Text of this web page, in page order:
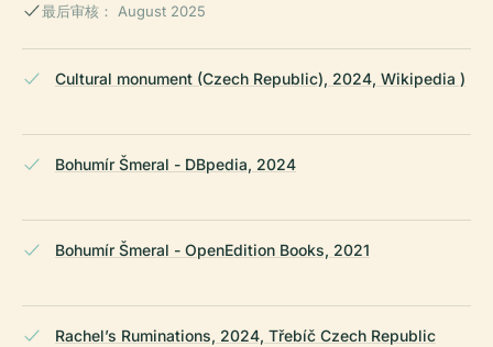
最后审核： August 2025
Cultural monument (Czech Republic), 2024, Wikipedia )
Bohumír Šmeral - DBpedia, 2024
Bohumír Šmeral - OpenEdition Books, 2021
Rachel’s Ruminations, 2024, Třebíč Czech Republic